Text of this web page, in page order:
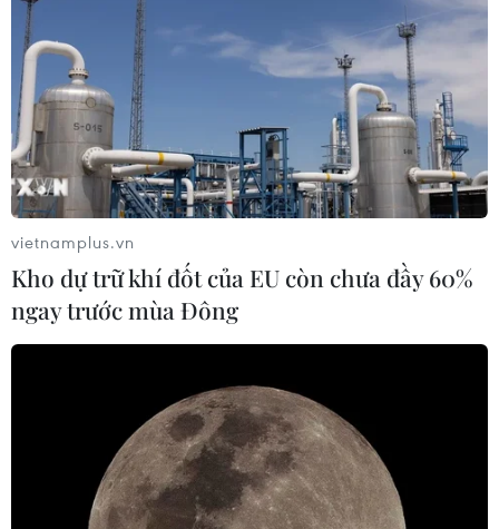
vietnamplus.vn
Kho dự trữ khí đốt của EU còn chưa đầy 60%
ngay trước mùa Đông